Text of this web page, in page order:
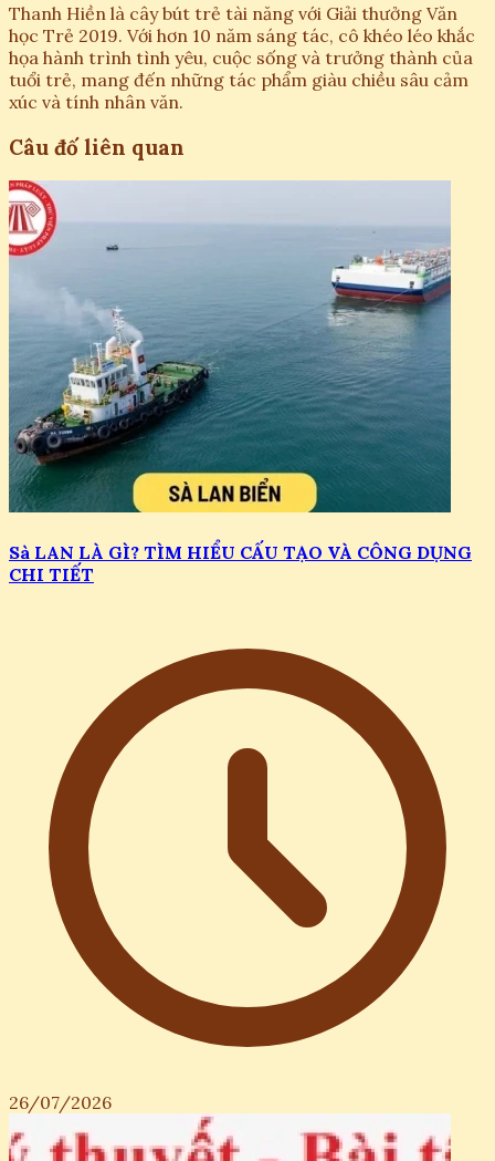
Thanh Hiền là cây bút trẻ tài năng với Giải thưởng Văn
học Trẻ 2019. Với hơn 10 năm sáng tác, cô khéo léo khắc
họa hành trình tình yêu, cuộc sống và trưởng thành của
tuổi trẻ, mang đến những tác phẩm giàu chiều sâu cảm
xúc và tính nhân văn.
Câu đố liên quan
Sà LAN LÀ GÌ? TÌM HIỂU CẤU TẠO VÀ CÔNG DỤNG
CHI TIẾT
26/07/2026